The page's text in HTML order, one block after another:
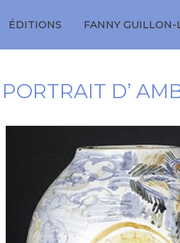
ÉDITIONS FANNY GUILLON-
D’